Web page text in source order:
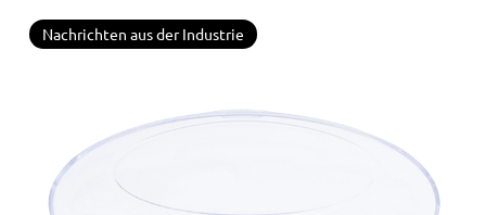
Nachrichten aus der Industrie